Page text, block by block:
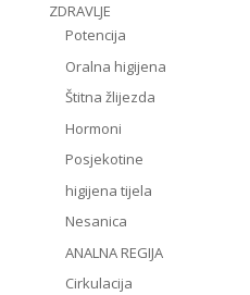
ZDRAVLJE
Potencija
Oralna higijena
Štitna žlijezda
Hormoni
Posjekotine
higijena tijela
Nesanica
ANALNA REGIJA
Cirkulacija